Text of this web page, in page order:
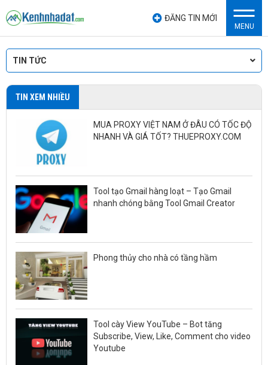
ĐĂNG TIN MỚI
MENU
TIN TỨC
TIN XEM NHIỀU
MUA PROXY VIỆT NAM Ở ĐÂU CÓ TỐC ĐỘ
NHANH VÀ GIÁ TỐT? THUEPROXY.COM
Tool tạo Gmail hàng loạt – Tạo Gmail
nhanh chóng bằng Tool Gmail Creator
Phong thủy cho nhà có tầng hầm
Tool cày View YouTube – Bot tăng
Subscribe, View, Like, Comment cho video
Youtube